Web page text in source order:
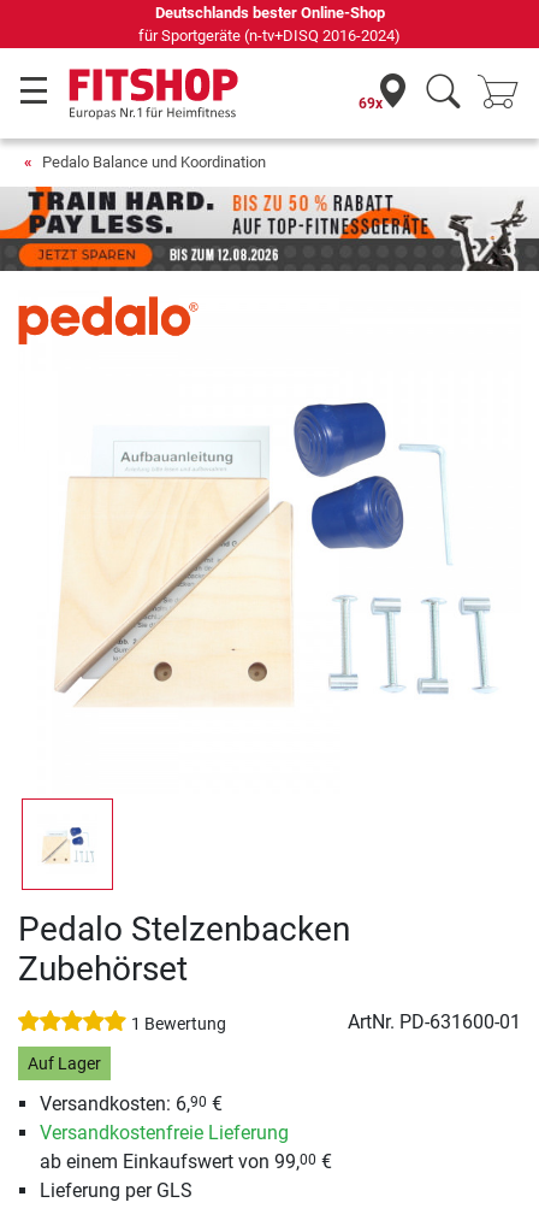
69 Fachmärkte vor Ort mit 75 eigenen Servicetechnikern
69x
Pedalo Balance und Koordination
Pedalo Stelzenbacken
Zubehörset
1 Bewertung ArtNr. PD-631600-01
Auf Lager
Versandkosten: 6,90 €
Versandkostenfreie Lieferung
ab einem Einkaufswert von 99,00 €
Lieferung per GLS